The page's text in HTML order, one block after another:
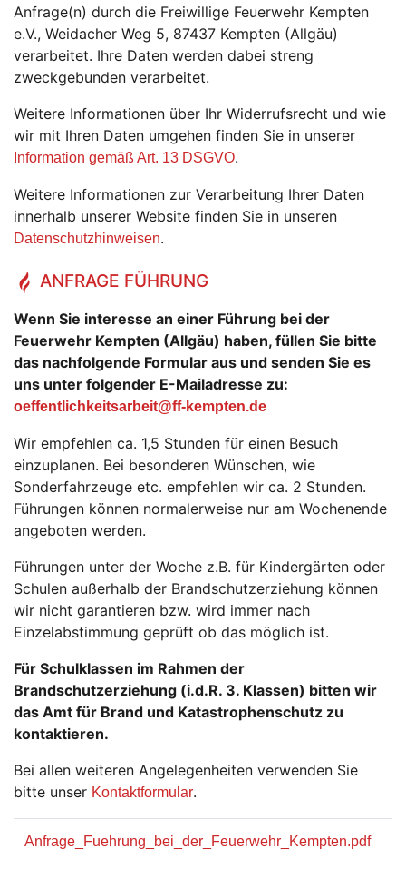
Anfrage(n) durch die Freiwillige Feuerwehr Kempten
e.V., Weidacher Weg 5, 87437 Kempten (Allgäu)
verarbeitet. Ihre Daten werden dabei streng
zweckgebunden verarbeitet.
Weitere Informationen über Ihr Widerrufsrecht und wie
wir mit Ihren Daten umgehen finden Sie in unserer
Information gemäß Art. 13 DSGVO.
Weitere Informationen zur Verarbeitung Ihrer Daten
innerhalb unserer Website finden Sie in unseren
Datenschutzhinweisen.
ANFRAGE FÜHRUNG
Wenn Sie interesse an einer Führung bei der
Feuerwehr Kempten (Allgäu) haben, füllen Sie bitte
das nachfolgende Formular aus und senden Sie es
uns unter folgender E-Mailadresse zu:
oeffentlichkeitsarbeit@ff-kempten.de
Wir empfehlen ca. 1,5 Stunden für einen Besuch
einzuplanen. Bei besonderen Wünschen, wie
Sonderfahrzeuge etc. empfehlen wir ca. 2 Stunden.
Führungen können normalerweise nur am Wochenende
angeboten werden.
Führungen unter der Woche z.B. für Kindergärten oder
Schulen außerhalb der Brandschutzerziehung können
wir nicht garantieren bzw. wird immer nach
Einzelabstimmung geprüft ob das möglich ist.
Für Schulklassen im Rahmen der
Brandschutzerziehung (i.d.R. 3. Klassen) bitten wir
das Amt für Brand und Katastrophenschutz zu
kontaktieren.
Bei allen weiteren Angelegenheiten verwenden Sie
bitte unser Kontaktformular.
Anfrage_Fuehrung_bei_der_Feuerwehr_Kempten.pdf